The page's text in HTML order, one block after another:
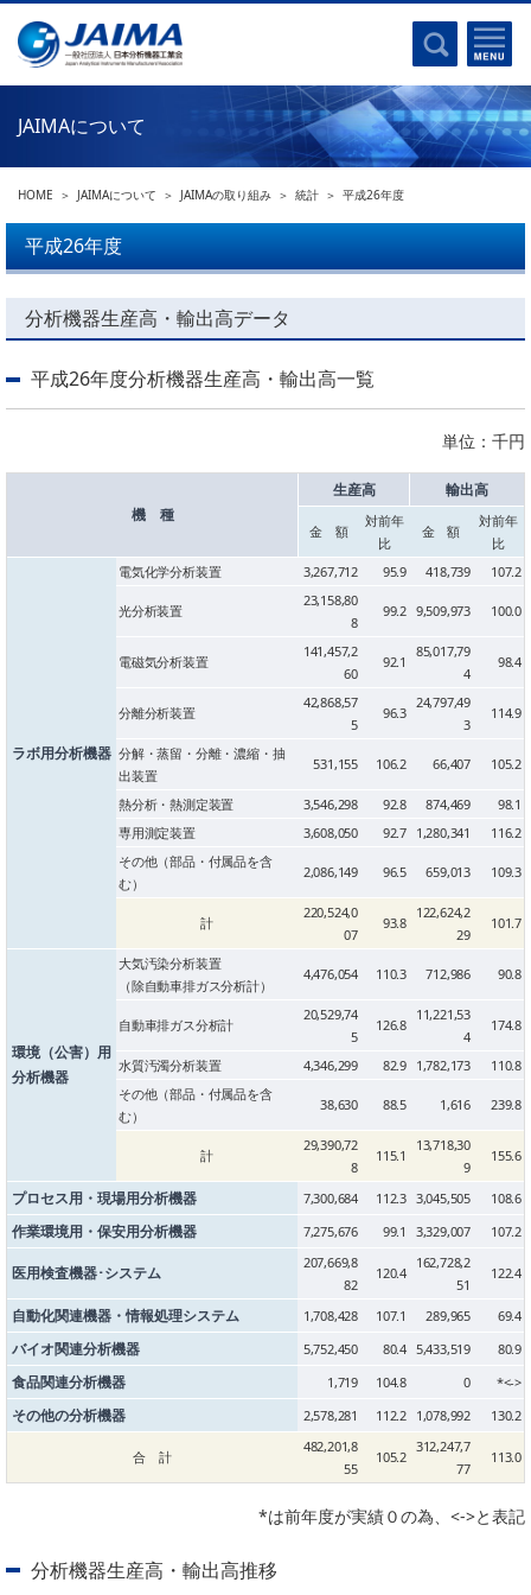
事業計画書
沿革
採用
関連リンク
JAIMAの取り組み
主な活動
分析機器・科学機器遺産認定
海外交流事業
統計
協力企業との適正取引の推進
分析用X線検査装置他PCB廃棄物処理について
入会のご案内
入会金・会費規程
ニュース＆イベント
PICK UP CONTENTS
はじめに
電磁波(光)
クロマトグラフ
質量分析
電子顕微鏡
熱分析
電気化学
磁気共鳴
電子線応用
バイオ関連
食品
CONTENTS
JAIMAについて
HOME JAIMAについて JAIMAの取り組み 統計 平成26年度
平成26年度
分析機器生産高・輸出高データ
平成26年度分析機器生産高・輸出高一覧
単位：千円
機 種
生産高 輸出高
金 額
対前年
比
金 額
対前年
比
ラボ用分析機器
電気化学分析装置 3,267,712 95.9 418,739 107.2
光分析装置
23,158,80
8
99.2 9,509,973 100.0
電磁気分析装置
141,457,2
60
92.1
85,017,79
4
98.4
分離分析装置
42,868,57
5
96.3
24,797,49
3
114.9
分解・蒸留・分離・濃縮・抽
出装置
531,155 106.2 66,407 105.2
熱分析・熱測定装置 3,546,298 92.8 874,469
98.1
専用測定装置
3,608,050 92.7 1,280,341
116.2
その他（部品・付属品を含
む）
2,086,149 96.5 659,013 109.3
計
220,524,0
07
93.8
122,624,2
29
101.7
環境（公害）用
分析機器
大気汚染分析装置
（除自動車排ガス分析計）
4,476,054 110.3 712,986 90.8
自動車排ガス分析計
20,529,74
5
126.8
11,221,53
4
174.8
水質汚濁分析装置 4,346,299 82.9 1,782,173
110.8
その他（部品・付属品を含
む）
38,630 88.5 1,616 239.8
計
29,390,72
8
115.1
13,718,30
9
155.6
プロセス用・現場用分析機器 7,300,684 112.3 3,045,505 108.6
作業環境用・保安用分析機器 7,275,676 99.1 3,329,007 107.2
医用検査機器･システム
207,669,8
82
120.4
162,728,2
51
122.4
自動化関連機器・情報処理システム 1,708,428 107.1 289,965 69.4
バイオ関連分析機器 5,752,450 80.4 5,433,519 80.9
食品関連分析機器 1,719 104.8 0 *<->
その他の分析機器 2,578,281 112.2 1,078,992 130.2
合 計
482,201,8
55
105.2
312,247,7
77
113.0
*は前年度が実績０の為、<->と表記
分析機器生産高・輸出高推移